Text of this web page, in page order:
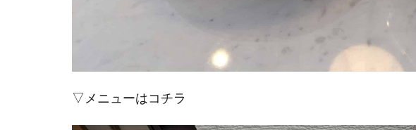
▽メニューはコチラ